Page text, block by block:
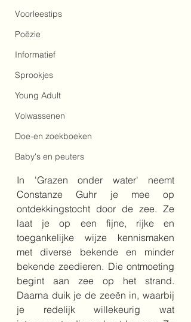
Voorleestips
Poëzie
Informatief
Sprookjes
Young Adult
Volwassenen
Doe-en zoekboeken
Baby's en peuters
In 'Grazen onder water' neemt
Constanze Guhr je mee op
ontdekkingstocht door de zee. Ze
laat je op een fijne, rijke en
toegankelijke wijze kennismaken
met diverse bekende en minder
bekende zeedieren. Die ontmoeting
begint aan zee op het strand.
Daarna duik je de zeeën in, waarbij
je redelijk willekeurig wat